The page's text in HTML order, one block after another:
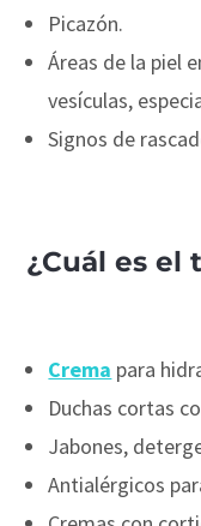
Picazón.
Áreas de la piel
vesículas,
Signos de
¿Cuál es el
Crema para
Duchas cortas
Jabones,
Antialérgicos